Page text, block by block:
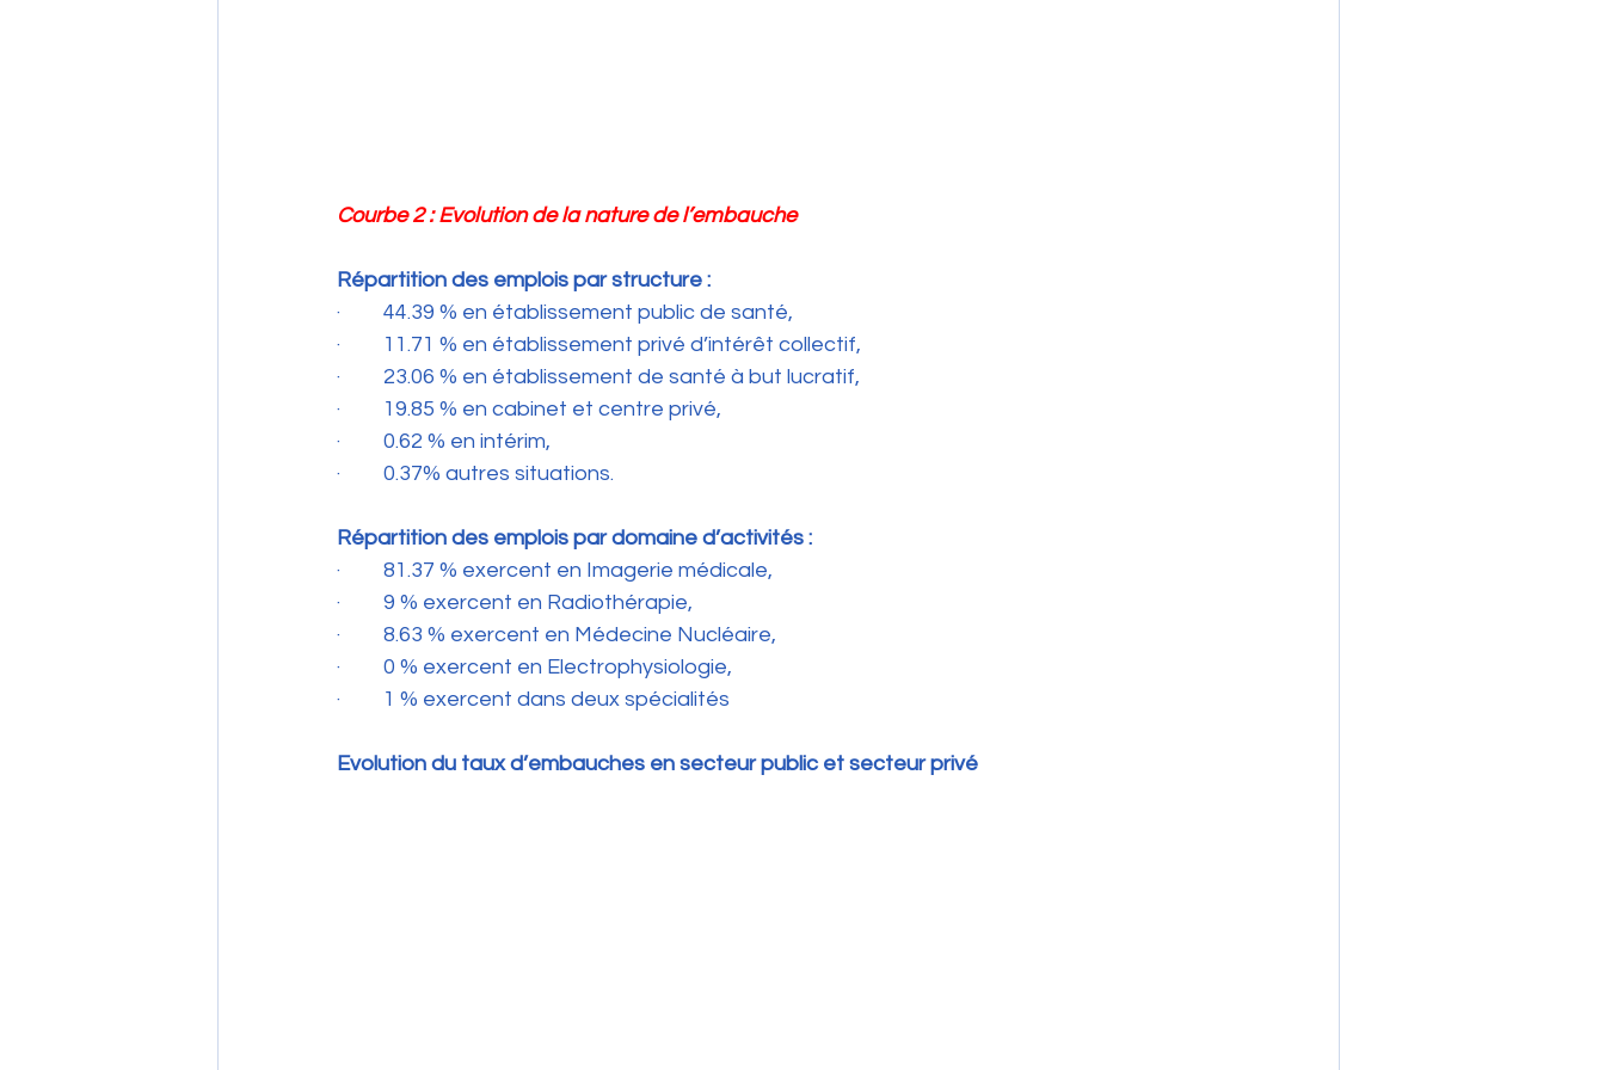
Courbe 2 : Evolution de la nature de l’embauche
Répartition des emplois par structure :
·         44.39 % en établissement public de santé,
·         11.71 % en établissement privé d’intérêt collectif,
·         23.06 % en établissement de santé à but lucratif,
·         19.85 % en cabinet et centre privé,
·         0.62 % en intérim,
·         0.37% autres situations.
Répartition des emplois par domaine d’activités :
·         81.37 % exercent en Imagerie médicale,
·         9 % exercent en Radiothérapie,
·         8.63 % exercent en Médecine Nucléaire,
·         0 % exercent en Electrophysiologie,
·         1 % exercent dans deux spécialités
Evolution du taux d’embauches en secteur public et secteur privé